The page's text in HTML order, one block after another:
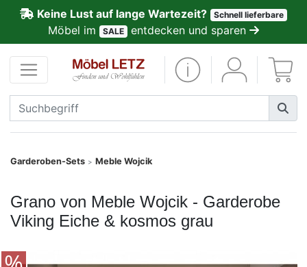
Keine Lust auf lange Wartezeit? Schnell lieferbare
Möbel im SALE entdecken und sparen
Garderoben-Sets > Meble Wojcik
Grano von Meble Wojcik - Garderobe
Viking Eiche & kosmos grau
Kundenmeinungen
Anmelden
PREMIUM
Schnell
SALE